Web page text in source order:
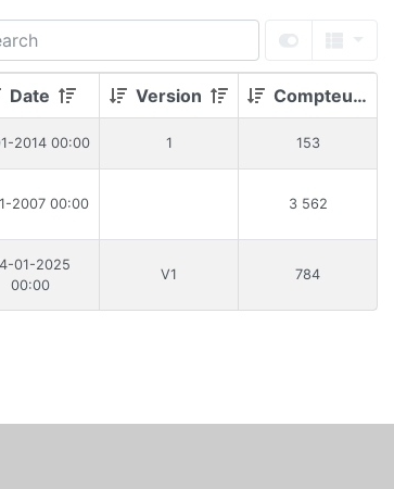
Date Version Compteur
2014 00:00 1 153
2007 00:00 3 562
01-2025
00:00
V1 784